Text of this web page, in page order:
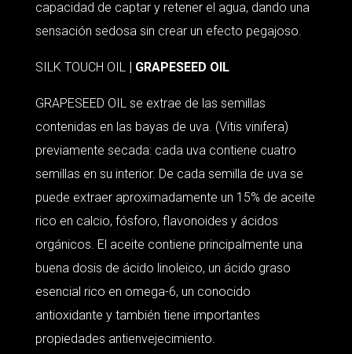
capacidad de captar y retener el agua, dando una
sensación sedosa sin crear un efecto pegajoso.
SILK TOUCH OIL| GRAPESEED OIL
GRAPESEED OIL se extrae de las semillas
contenidas en las bayas de uva. (Vitis vinifera)
previamente secada: cada uva contiene cuatro
semillas en su interior. De cada semilla de uva se
puede extraer aproximadamente un 15% de aceite
rico en calcio, fósforo, flavonoides y ácidos
orgánicos. El aceite contiene principalmente una
buena dosis de ácido linoleico, un ácido graso
esencial rico en omega-6, un conocido
antioxidante y también tiene importantes
propiedades antienvejecimiento.